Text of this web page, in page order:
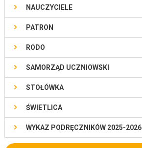
NAUCZYCIELE
PATRON
RODO
SAMORZĄD UCZNIOWSKI
STOŁÓWKA
ŚWIETLICA
WYKAZ PODRĘCZNIKÓW 2025-2026